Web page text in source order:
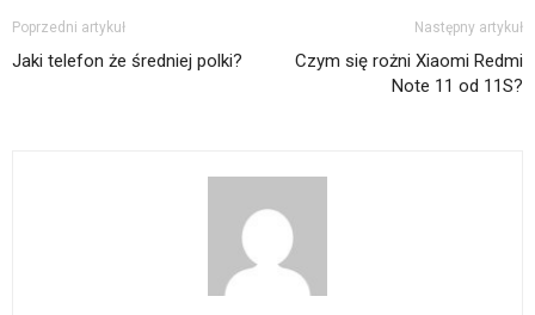
Poprzedni artykuł
Jaki telefon że średniej polki?
Następny artykuł
Czym się rożni Xiaomi Redmi
Note 11 od 11S?